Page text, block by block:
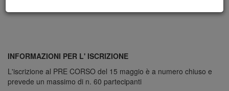
INFORMAZIONI PER L' ISCRIZIONE
L'iscrizione al PRE CORSO del 15 maggio è a numero chiuso e
prevede un massimo di n. 60 partecipanti